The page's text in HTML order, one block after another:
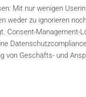
Mit nur wenigen
weder zu ignorieren
Consent-
von Geschäfts- und